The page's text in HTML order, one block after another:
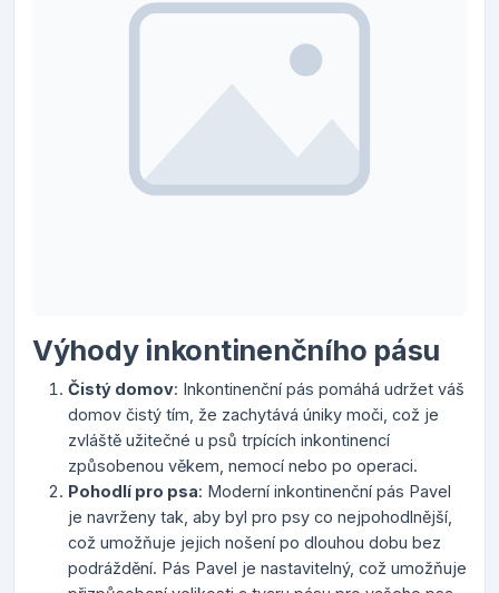
Výhody inkontinenčního pásu
Čistý domov: Inkontinenční pás pomáhá udržet váš
domov čistý tím, že zachytává úniky moči, což je
zvláště užitečné u psů trpících inkontinencí
způsobenou věkem, nemocí nebo po operaci.
Pohodlí pro psa: Moderní inkontinenční pás Pavel
je navrženy tak, aby byl pro psy co nejpohodlnější,
což umožňuje jejich nošení po dlouhou dobu bez
podráždění. Pás Pavel je nastavitelný, což umožňuje